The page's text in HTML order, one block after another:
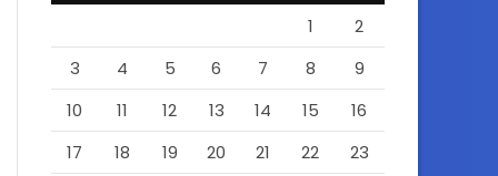
1
2
3
4 5 6 7 8
9
10
11 12 13 14 15
16
17
18 19 20 21 22
23